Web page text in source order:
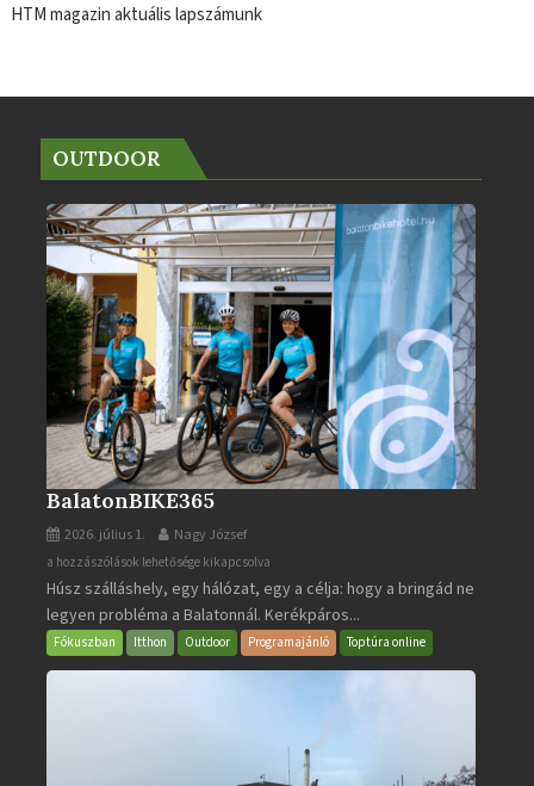
HTM magazin aktuális lapszámunk
OUTDOOR
BalatonBIKE365
2026. július 1. Nagy József
BalatonBIKE365
bejegyzéshez
a hozzászólások lehetősége kikapcsolva
Húsz szálláshely, egy hálózat, egy a célja: hogy a bringád ne
legyen probléma a Balatonnál. Kerékpáros...
Fókuszban Itthon Outdoor Programajánló Toptúra online